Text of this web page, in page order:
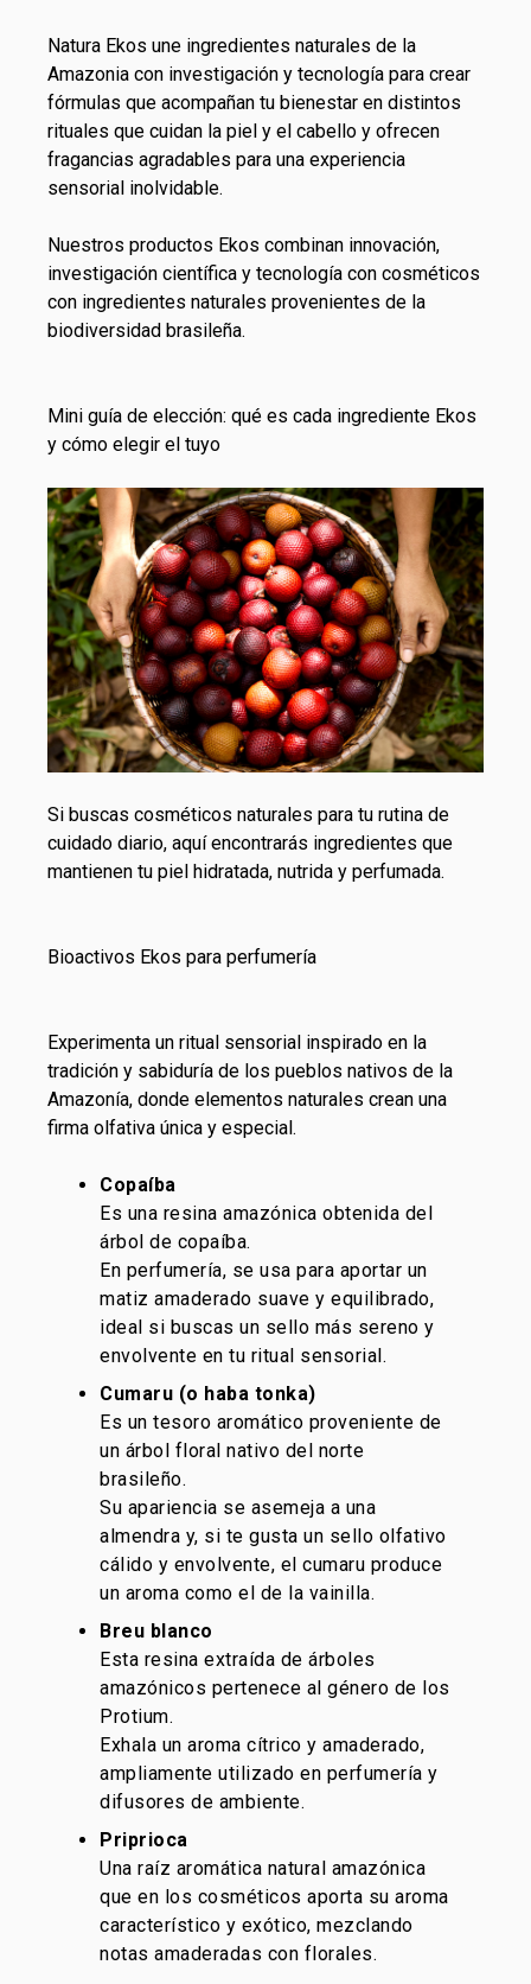
Natura Ekos une ingredientes naturales de la
Amazonia con investigación y tecnología para crear
fórmulas que acompañan tu bienestar en distintos
rituales que cuidan la piel y el cabello y ofrecen
fragancias agradables para una experiencia
sensorial inolvidable.
Nuestros productos Ekos combinan innovación,
investigación científica y tecnología con cosméticos
con ingredientes naturales provenientes de la
biodiversidad brasileña.
Mini guía de elección: qué es cada ingrediente Ekos
y cómo elegir el tuyo
Si buscas cosméticos naturales para tu rutina de
cuidado diario, aquí encontrarás ingredientes que
mantienen tu piel hidratada, nutrida y perfumada.
Bioactivos Ekos para perfumería
Experimenta un ritual sensorial inspirado en la
tradición y sabiduría de los pueblos nativos de la
Amazonía, donde elementos naturales crean una
firma olfativa única y especial.
Copaíba
Es una resina amazónica obtenida del
árbol de copaíba.
En perfumería, se usa para aportar un
matiz amaderado suave y equilibrado,
ideal si buscas un sello más sereno y
envolvente en tu ritual sensorial.
Cumaru (o haba tonka)
Es un tesoro aromático proveniente de
un árbol floral nativo del norte
brasileño.
Su apariencia se asemeja a una
almendra y, si te gusta un sello olfativo
cálido y envolvente, el cumaru produce
un aroma como el de la vainilla.
Breu blanco
Esta resina extraída de árboles
amazónicos pertenece al género de los
Protium.
Exhala un aroma cítrico y amaderado,
ampliamente utilizado en perfumería y
difusores de ambiente.
Priprioca
Una raíz aromática natural amazónica
que en los cosméticos aporta su aroma
característico y exótico, mezclando
notas amaderadas con florales.